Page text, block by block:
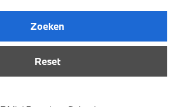
Reset
Zoeken